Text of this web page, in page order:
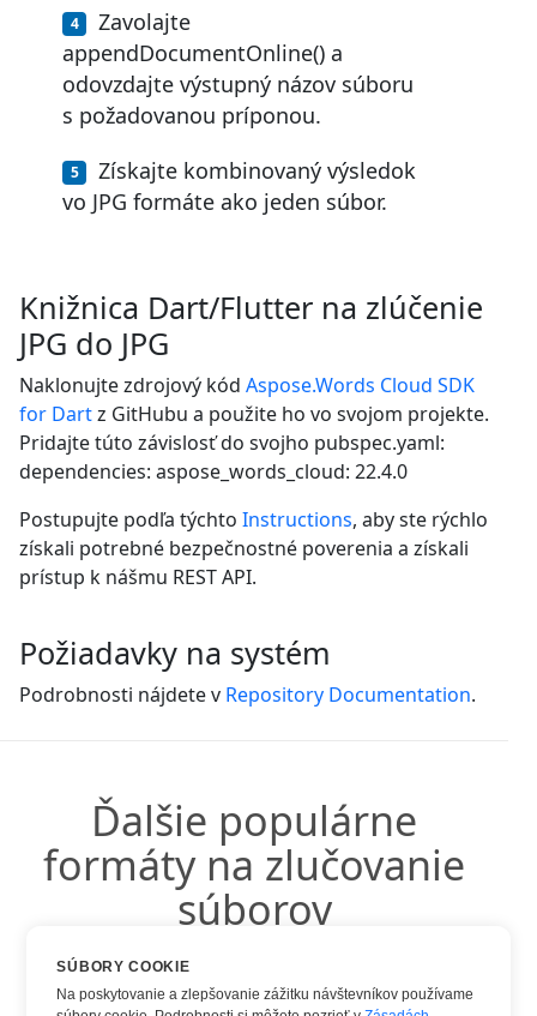
Zavolajte
appendDocumentOnline() a
odovzdajte výstupný názov súboru
s požadovanou príponou.
Získajte kombinovaný výsledok
vo JPG formáte ako jeden súbor.
Knižnica Dart/Flutter na zlúčenie
JPG do JPG
Naklonujte zdrojový kód Aspose.Words Cloud SDK
for Dartz GitHubu a použite ho vo svojom projekte.
Pridajte túto závislosť do svojho pubspec.yaml:
dependencies: aspose_words_cloud: 22.4.0
Postupujte podľa týchto Instructions, aby ste rýchlo
získali potrebné bezpečnostné poverenia a získali
prístup k nášmu REST API.
Požiadavky na systém
Podrobnosti nájdete v Repository Documentation.
Ďalšie populárne
formáty na zlučovanie
súborov
Môžete použiť ďalšie populárne formáty:
SÚBORY COOKIE
Na poskytovanie a zlepšovanie zážitku návštevníkov používame